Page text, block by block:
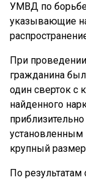
УМВД по
указывающие
При
гражданина
один сверток с
найденного
установленным
крупный
По